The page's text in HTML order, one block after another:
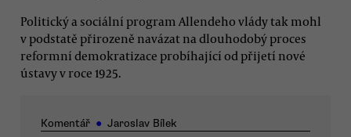
Politický a sociální program Allendeho vlády tak mohl
v podstatě přirozeně navázat na dlouhodobý proces
reformní demokratizace probíhající od přijetí nové
ústavy v roce 1925.
Komentář ● Jaroslav Bílek